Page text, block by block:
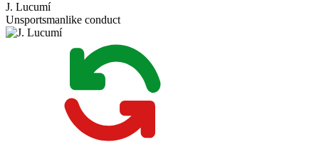
J. Lucumí
Unsportsmanlike conduct